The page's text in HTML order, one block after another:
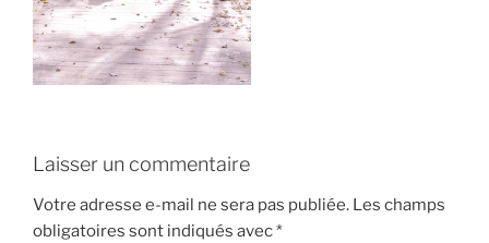
Laisser un commentaire
Votre adresse e-mail ne sera pas publiée. Les champs
obligatoires sont indiqués avec*